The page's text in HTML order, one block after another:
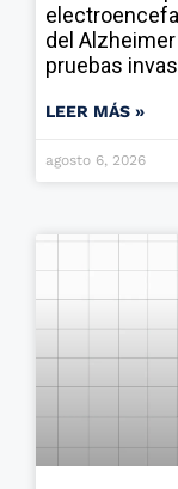
del
pruebas
LEER MÁS »
agosto 6, 2026